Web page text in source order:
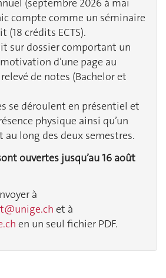
(septembre 2026 à mai
compte comme un séminaire
(18 crédits ECTS).
sur dossier comportant un
d’une page au
de notes (Bachelor et
se déroulent en présentiel et
physique ainsi qu’un
long des deux semestres.
ouvertes jusqu’au 16 août
à
et à
en un seul fichier PDF.